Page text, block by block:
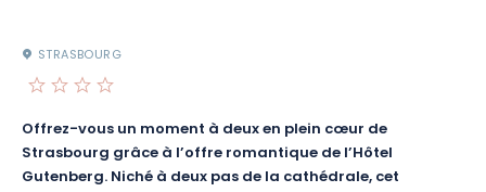
STRASBOURG
Offrez-vous un moment à deux en plein cœur de
Strasbourg grâce à l’offre romantique de l’Hôtel
Gutenberg. Niché à deux pas de la cathédrale, cet